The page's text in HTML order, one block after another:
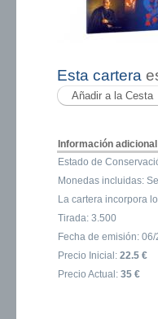
Esta cartera
Información adicional
Estado de
Monedas incluidas:
La cartera incorpora
Tirada: 3.500
Fecha de emisión: 06/
Precio Inicial: 22.5 €
Precio Actual: 35 €